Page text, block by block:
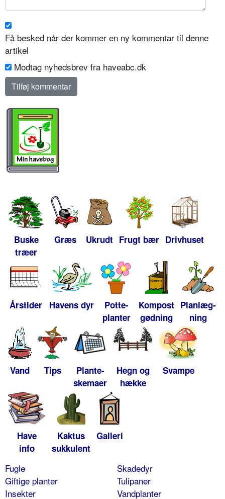
Få besked når der kommer en ny kommentar til denne
artikel
Modtag nyhedsbrev fra haveabc.dk
Buske
træer
Græs Ukrudt Frugt bær Drivhuset
Årstider Havens dyr
Potte-
planter
Kompost
gødning
Planlæg-
ning
Vand Tips
Plante-
skemaer
Hegn og
hække
Svampe
Have
info
Kaktus
sukkulent
Galleri
Fugle
Giftige planter
Insekter
Skadedyr
Tulipaner
Vandplanter